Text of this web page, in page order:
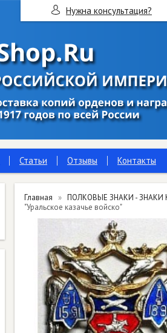
Статьи Отзывы Контакты
Главная ПОЛКОВЫЕ ЗНАКИ - ЗНАКИ
"Уральское казачье войско"
Нужна консультация?